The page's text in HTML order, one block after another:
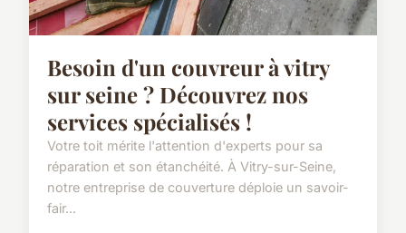
Besoin d'un couvreur à vitry
sur seine ? Découvrez nos
services spécialisés !
Votre toit mérite l'attention d'experts pour sa
réparation et son étanchéité. À Vitry-sur-Seine,
notre entreprise de couverture déploie un savoir-
fair...